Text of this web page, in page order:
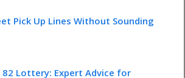
Pick Up Lines Without Sounding
82 Lottery: Expert Advice for